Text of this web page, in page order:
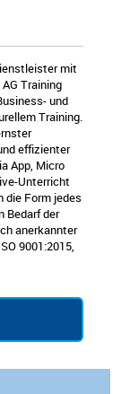
mit
Training
und
Training.
effizienter
App, Micro
Unterricht
die Form jedes
Bedarf der
anerkannter
9001:2015,